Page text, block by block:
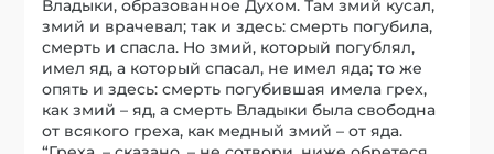
Владыки, образованное Духом. Там змий кусал,
змий и врачевал; так и здесь: смерть погубила,
смерть и спасла. Но змий, который погублял,
имел яд, а который спасал, не имел яда; то же
опять и здесь: смерть погубившая имела грех,
как змий – яд, а смерть Владыки была свободна
от всякого греха, как медный змий – от яда.